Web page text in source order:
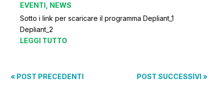
EVENTI NEWS
Sotto i link per scaricare il programma Depliant_1
Depliant_2
LEGGI TUTTO
« POST PRECEDENTI POST SUCCESSIVI »